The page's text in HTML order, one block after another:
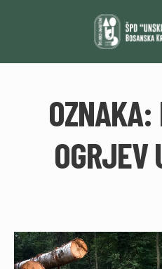
OZNAKA:
OGRJEV